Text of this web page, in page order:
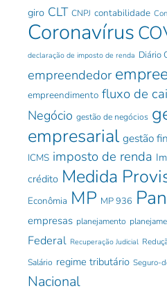
giro CLT CNPJ contabilidade
Coronavírus
declaração de imposto de renda Diário
empreendedor
empreendimento fluxo de
Negócio gestão de negócios
empresarial gestão
ICMS imposto de renda
crédito Medida
Econômia MP MP 936
empresas planejamento
Federal Recuperação Judicial
Salário regime tributário Seguro-
Nacional